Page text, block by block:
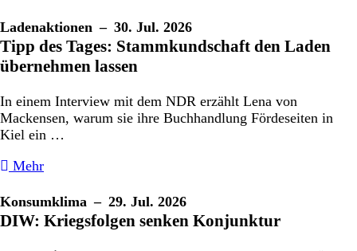
Ladenaktionen – 30. Jul. 2026
Tipp des Tages: Stammkundschaft den Laden
übernehmen lassen
In einem Interview mit dem NDR erzählt Lena von
Mackensen, warum sie ihre Buchhandlung Fördeseiten in
Kiel ein …
Mehr
Konsumklima – 29. Jul. 2026
DIW: Kriegsfolgen senken Konjunktur